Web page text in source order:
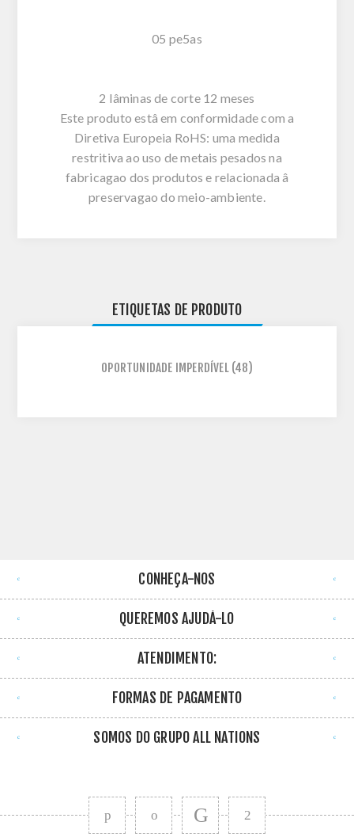
05 pe5as
2 Iâminas de corte 12 meses
Este produto estâ em conformidade com a
Diretiva Europeia RoHS: uma medida
restritiva ao uso de metais pesados na
fabricagao dos produtos e relacionada â
preservagao do meio-ambiente.
ETIQUETAS DE PRODUTO
OPORTUNIDADE IMPERDÍVEL (48)
CONHEÇA-NOS
QUEREMOS AJUDÁ-LO
ATENDIMENTO:
FORMAS DE PAGAMENTO
SOMOS DO GRUPO ALL NATIONS